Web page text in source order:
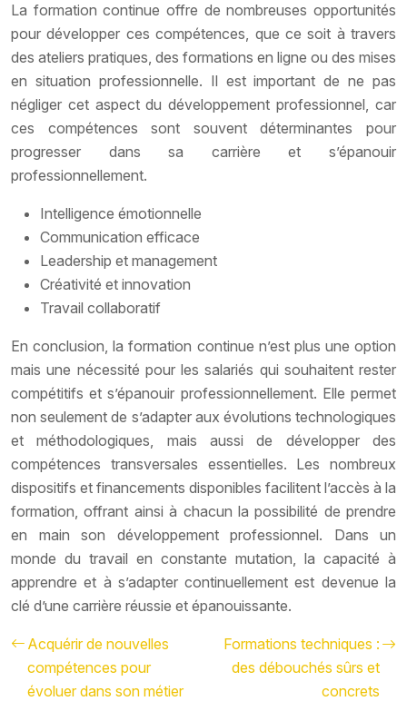
La formation continue offre de nombreuses opportunités
pour développer ces compétences, que ce soit à travers
des ateliers pratiques, des formations en ligne ou des mises
en situation professionnelle. Il est important de ne pas
négliger cet aspect du développement professionnel, car
ces compétences sont souvent déterminantes pour
progresser dans sa carrière et s’épanouir
professionnellement.
Intelligence émotionnelle
Communication efficace
Leadership et management
Créativité et innovation
Travail collaboratif
En conclusion, la formation continue n’est plus une option
mais une nécessité pour les salariés qui souhaitent rester
compétitifs et s’épanouir professionnellement. Elle permet
non seulement de s’adapter aux évolutions technologiques
et méthodologiques, mais aussi de développer des
compétences transversales essentielles. Les nombreux
dispositifs et financements disponibles facilitent l’accès à la
formation, offrant ainsi à chacun la possibilité de prendre
en main son développement professionnel. Dans un
monde du travail en constante mutation, la capacité à
apprendre et à s’adapter continuellement est devenue la
clé d’une carrière réussie et épanouissante.
Acquérir de nouvelles
compétences pour
évoluer dans son métier
Formations techniques :
des débouchés sûrs et
concrets